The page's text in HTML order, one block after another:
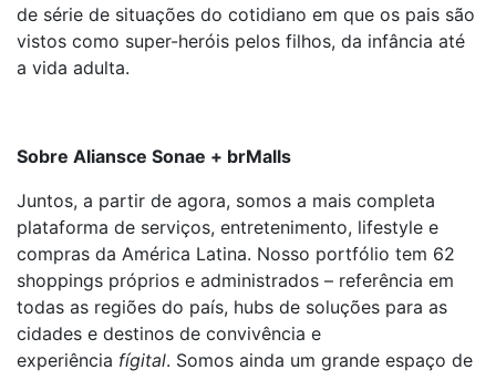
de série de situações do cotidiano em que os pais são
vistos como super-heróis pelos filhos, da infância até
a vida adulta.
Sobre Aliansce Sonae + brMalls
Juntos, a partir de agora, somos a mais completa
plataforma de serviços, entretenimento, lifestyle e
compras da América Latina. Nosso portfólio tem 62
shoppings próprios e administrados – referência em
todas as regiões do país, hubs de soluções para as
cidades e destinos de convivência e
experiência fígital. Somos ainda um grande espaço de